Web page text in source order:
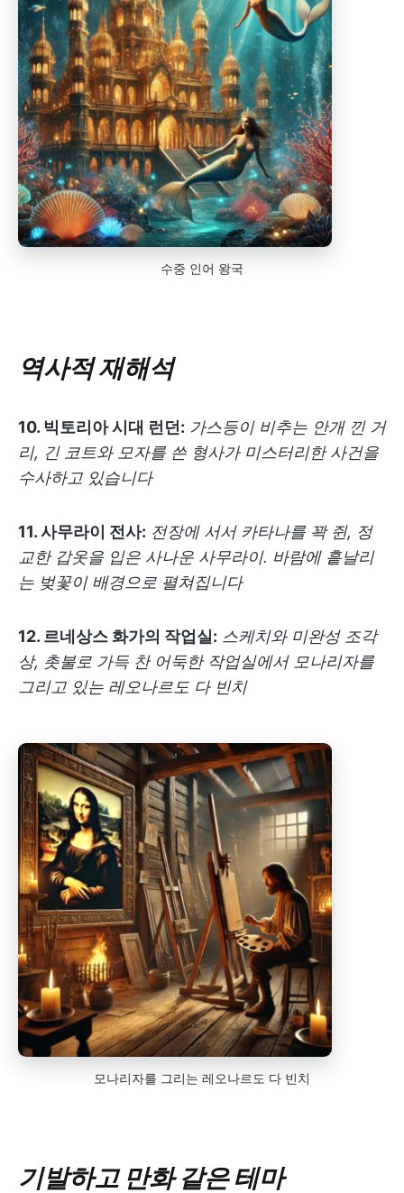
수중 인어 왕국
역사적 재해석
10. 빅토리아 시대 런던: 가스등이 비추는 안개 낀 거
리, 긴 코트와 모자를 쓴 형사가 미스터리한 사건을
수사하고 있습니다
11. 사무라이 전사: 전장에 서서 카타나를 꽉 쥔, 정
교한 갑옷을 입은 사나운 사무라이. 바람에 흩날리
는 벚꽃이 배경으로 펼쳐집니다
12. 르네상스 화가의 작업실: 스케치와 미완성 조각
상, 촛불로 가득 찬 어둑한 작업실에서 모나리자를
그리고 있는 레오나르도 다 빈치
모나리자를 그리는 레오나르도 다 빈치
기발하고 만화 같은 테마